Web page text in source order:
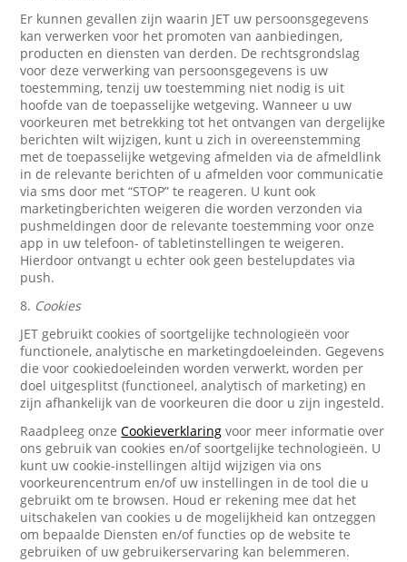
Er kunnen gevallen zijn waarin JET uw persoonsgegevens
kan verwerken voor het promoten van aanbiedingen,
producten en diensten van derden. De rechtsgrondslag
voor deze verwerking van persoonsgegevens is uw
toestemming, tenzij uw toestemming niet nodig is uit
hoofde van de toepasselijke wetgeving. Wanneer u uw
voorkeuren met betrekking tot het ontvangen van dergelijke
berichten wilt wijzigen, kunt u zich in overeenstemming
met de toepasselijke wetgeving afmelden via de afmeldlink
in de relevante berichten of u afmelden voor communicatie
via sms door met “STOP” te reageren. U kunt ook
marketingberichten weigeren die worden verzonden via
pushmeldingen door de relevante toestemming voor onze
app in uw telefoon- of tabletinstellingen te weigeren.
Hierdoor ontvangt u echter ook geen bestelupdates via
push.
8. Cookies
JET gebruikt cookies of soortgelijke technologieën voor
functionele, analytische en marketingdoeleinden. Gegevens
die voor cookiedoeleinden worden verwerkt, worden per
doel uitgesplitst (functioneel, analytisch of marketing) en
zijn afhankelijk van de voorkeuren die door u zijn ingesteld.
Raadpleeg onzeCookieverklaring voor meer informatie over
ons gebruik van cookies en/of soortgelijke technologieën. U
kunt uw cookie-instellingen altijd wijzigen via ons
voorkeurencentrum en/of uw instellingen in de tool die u
gebruikt om te browsen. Houd er rekening mee dat het
uitschakelen van cookies u de mogelijkheid kan ontzeggen
om bepaalde Diensten en/of functies op de website te
gebruiken of uw gebruikerservaring kan belemmeren.